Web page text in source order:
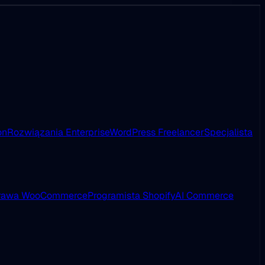
Rozwiązania EnterpriseWordPress FreelancerSpecjalista
WooCommerceProgramista ShopifyAI Commerce